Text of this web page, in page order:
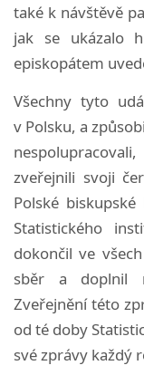
také k návštěvě
jak se ukázalo
episkopátem
Všechny tyto
v Polsku, a
zveřejnili svoji
Polské
Statistického
dokončil ve
sběr a doplnil
Zveřejnění této
od té doby
své zprávy každý